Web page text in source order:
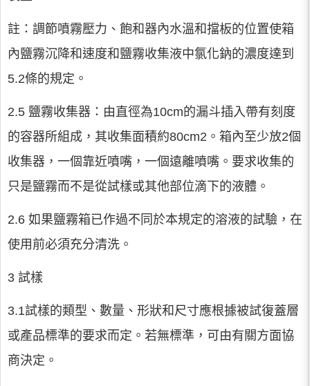
註：調節噴霧壓力、飽和器內水溫和擋板的位置使箱
內鹽霧沉降和速度和鹽霧收集液中氯化鈉的濃度達到
5.2條的規定。
2.5 鹽霧收集器：由直徑為10cm的漏斗插入帶有刻度
的容器所組成，其收集面積約80cm2。箱內至少放2個
收集器，一個靠近噴嘴，一個遠離噴嘴。要求收集的
只是鹽霧而不是從試樣或其他部位滴下的液體。
2.6 如果鹽霧箱已作過不同於本規定的溶液的試驗，在
使用前必須充分清洗。
3 試樣
3.1試樣的類型、數量、形狀和尺寸應根據被試復蓋層
或產品標準的要求而定。若無標準，可由有關方面協
商決定。